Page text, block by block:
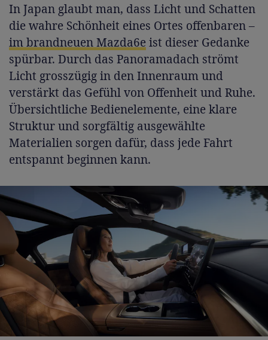
In Japan glaubt man, dass Licht und Schatten
die wahre Schönheit eines Ortes offenbaren –
im brandneuen Mazda6eist dieser Gedanke
spürbar. Durch das Panoramadach strömt
Licht grosszügig in den Innenraum und
verstärkt das Gefühl von Offenheit und Ruhe.
Übersichtliche Bedienelemente, eine klare
Struktur und sorgfältig ausgewählte
Materialien sorgen dafür, dass jede Fahrt
entspannt beginnen kann.